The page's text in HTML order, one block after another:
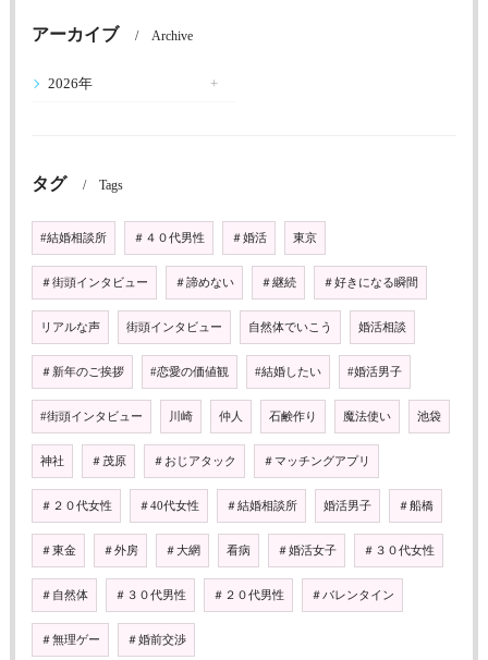
アーカイブ Archive
2026年
タグ Tags
#結婚相談所 ＃４０代男性 ＃婚活 東京
＃街頭インタビュー ＃諦めない ＃継続 ＃好きになる瞬間
リアルな声 街頭インタビュー 自然体でいこう 婚活相談
＃新年のご挨拶 #恋愛の価値観 #結婚したい #婚活男子
#街頭インタビュー 川崎 仲人 石鹸作り 魔法使い 池袋
神社 ＃茂原 ＃おじアタック ＃マッチングアプリ
＃２０代女性 ＃40代女性 ＃結婚相談所 婚活男子 ＃船橋
＃東金 ＃外房 ＃大網 看病 ＃婚活女子 ＃３０代女性
＃自然体 ＃３０代男性 ＃２０代男性 ＃バレンタイン
＃無理ゲー ＃婚前交渉